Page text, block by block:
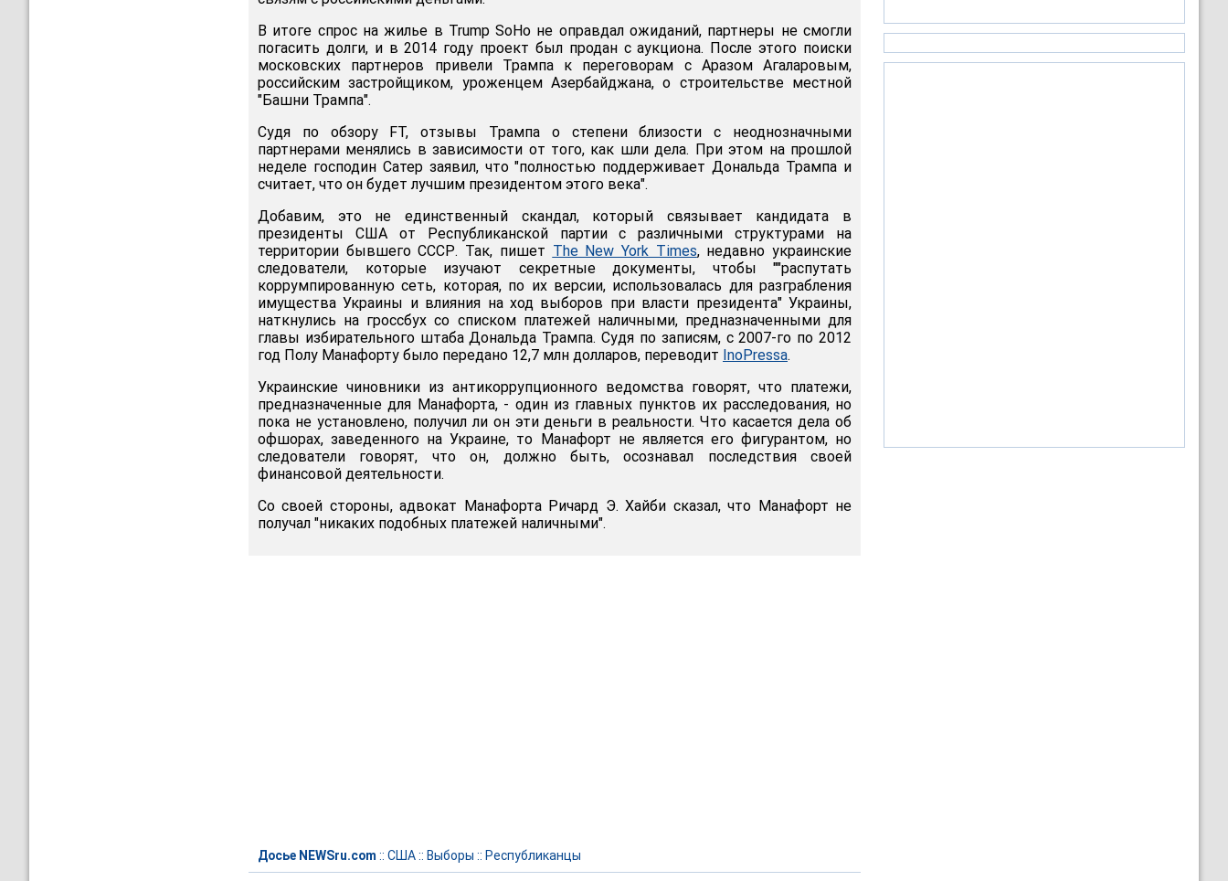
В итоге спрос на жилье в Trump SoHo не оправдал ожиданий, партнеры не смогли
погасить долги, и в 2014 году проект был продан с аукциона. После этого поиски
московских партнеров привели Трампа к переговорам с Аразом Агаларовым,
российским застройщиком, уроженцем Азербайджана, о строительстве местной
"Башни Трампа".
Судя по обзору FT, отзывы Трампа о степени близости с неоднозначными
партнерами менялись в зависимости от того, как шли дела. При этом на прошлой
неделе господин Сатер заявил, что "полностью поддерживает Дональда Трампа и
считает, что он будет лучшим президентом этого века".
Добавим, это не единственный скандал, который связывает кандидата в
президенты США от Республиканской партии с различными структурами на
территории бывшего СССР. Так, пишет The New York Times, недавно украинские
следователи, которые изучают секретные документы, чтобы ""распутать
коррумпированную сеть, которая, по их версии, использовалась для разграбления
имущества Украины и влияния на ход выборов при власти президента" Украины,
наткнулись на гроссбух со списком платежей наличными, предназначенными для
главы избирательного штаба Дональда Трампа. Судя по записям, с 2007-го по 2012
год Полу Манафорту было передано 12,7 млн долларов, переводит InoPressa.
Украинские чиновники из антикоррупционного ведомства говорят, что платежи,
предназначенные для Манафорта, - один из главных пунктов их расследования, но
пока не установлено, получил ли он эти деньги в реальности. Что касается дела об
офшорах, заведенного на Украине, то Манафорт не является его фигурантом, но
следователи говорят, что он, должно быть, осознавал последствия своей
финансовой деятельности.
Со своей стороны, адвокат Манафорта Ричард Э. Хайби сказал, что Манафорт не
получал "никаких подобных платежей наличными".
Досье NEWSru.com :: США:: Выборы :: Республиканцы